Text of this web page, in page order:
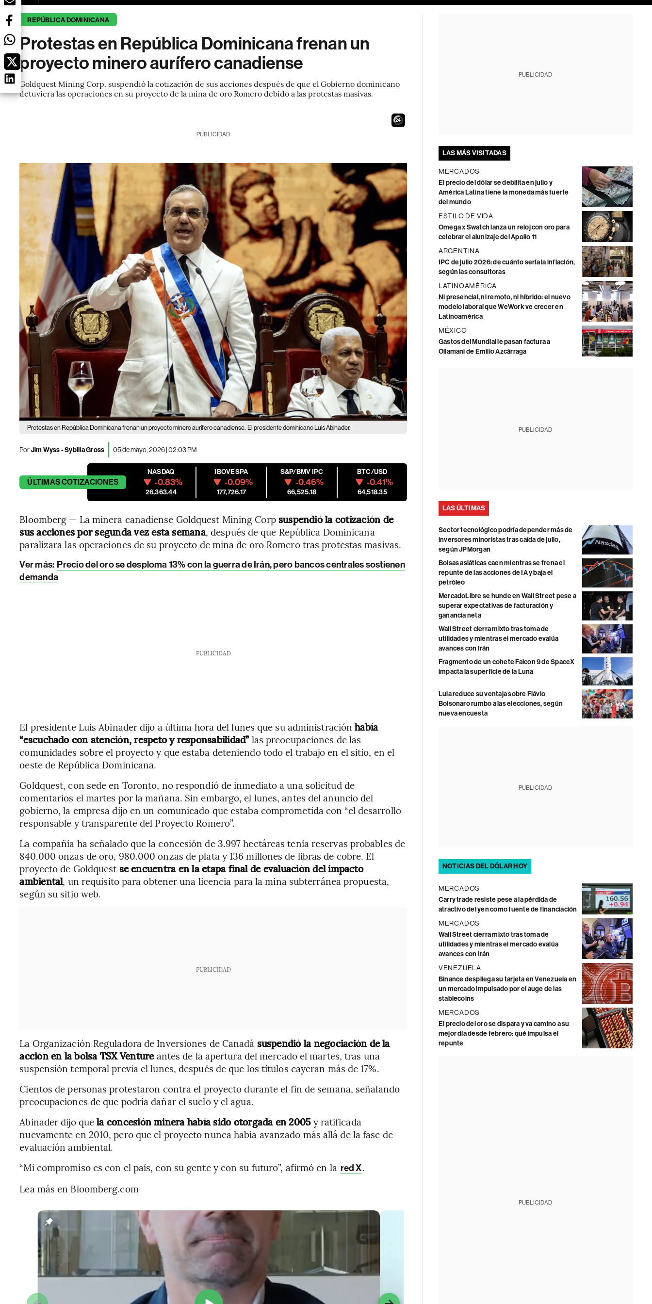
REPÚBLICA DOMINICANA
Protestas en República Dominicana frenan un
proyecto minero aurífero canadiense
Goldquest Mining Corp. suspendió la cotización de sus acciones después de que el Gobierno dominicano
detuviera las operaciones en su proyecto de la mina de oro Romero debido a las protestas masivas.
23
PUBLICIDAD
Protestas en República Dominicana frenan un proyecto minero aurífero canadiense. El presidente dominicano Luis Abinader.
PorJim Wyss - Sybilla Gross 05 de mayo, 2026 | 02:03 PM
ÚLTIMASCOTIZACIONES
NASDAQ
-0.83%
26,363.44
IBOVESPA
-0.09%
177,726.17
S&P/BMV IPC
-0.46%
66,525.18
BTC/USD
-0.41%
64,518.35
Bloomberg — La minera canadiense Goldquest Mining Corp suspendió la cotización de
sus acciones por segunda vez esta semana, después de que República Dominicana
paralizara las operaciones de su proyecto de mina de oro Romero tras protestas masivas.
Ver más: Precio del oro se desploma 13% con la guerra de Irán, pero bancos centrales sostienen
demanda
PUBLICIDAD
El presidente Luis Abinader dijo a última hora del lunes que su administraciónhabía
“escuchado con atención, respeto y responsabilidad” las preocupaciones de las
comunidades sobre el proyecto y que estaba deteniendo todo el trabajo en el sitio, en el
oeste de República Dominicana.
Goldquest, con sede en Toronto, no respondió de inmediato a una solicitud de
comentarios el martes por la mañana. Sin embargo, el lunes, antes del anuncio del
gobierno, la empresa dijo en un comunicado que estaba comprometida con “el desarrollo
responsable y transparente del Proyecto Romero”.
La compañía ha señalado que la concesión de 3.997 hectáreas tenía reservas probables de
840.000 onzas de oro, 980.000 onzas de plata y 136 millones de libras de cobre. El
proyecto de Goldquest se encuentra en la etapa final de evaluación del impacto
ambiental, un requisito para obtener una licencia para la mina subterránea propuesta,
según su sitio web.
PUBLICIDAD
La Organización Reguladora de Inversiones de Canadá suspendió la negociación de la
acción en la bolsa TSX Ventureantes de la apertura del mercado el martes, tras una
suspensión temporal previa el lunes, después de que los títulos cayeran más de 17%.
Cientos de personas protestaron contra el proyecto durante el fin de semana, señalando
preocupaciones de que podría dañar el suelo y el agua.
Abinader dijo quela concesión minera había sido otorgada en 2005y ratificada
nuevamente en 2010, pero que el proyecto nunca había avanzado más allá de la fase de
evaluación ambiental.
“Mi compromiso es con el país, con su gente y con su futuro”, afirmó en la red X.
Lea más en Bloomberg.com
PUBLICIDAD
LAS MÁS VISITADAS
MERCADOS
El precio del dólar se debilita en julio y
América Latina tiene la moneda más fuerte
del mundo
ESTILO DE VIDA
Omega x Swatch lanza un reloj con oro para
celebrar el alunizaje del Apollo 11
ARGENTINA
IPC de julio 2026: de cuánto sería la inflación,
según las consultoras
LATINOAMÉRICA
Ni presencial, ni remoto, ni híbrido: el nuevo
modelo laboral que WeWork ve crecer en
Latinoamérica
MÉXICO
Gastos del Mundial le pasan factura a
Ollamani de Emilio Azcárraga
PUBLICIDAD
LAS ÚLTIMAS
Sector tecnológico podría depender más de
inversores minoristas tras caída de julio,
según JPMorgan
Bolsas asiáticas caen mientras se frena el
repunte de las acciones de IA y baja el
petróleo
MercadoLibre se hunde en Wall Street pese a
superar expectativas de facturación y
ganancia neta
Wall Street cierra mixto tras toma de
utilidades y mientras el mercado evalúa
avances con Irán
Fragmento de un cohete Falcon 9 de SpaceX
impacta la superficie de la Luna
Lula reduce su ventaja sobre Flávio
Bolsonaro rumbo a las elecciones, según
nueva encuesta
PUBLICIDAD
NOTICIAS DEL DÓLAR HOY
MERCADOS
Carry trade resiste pese a la pérdida de
atractivo del yen como fuente de financiación
MERCADOS
Wall Street cierra mixto tras toma de
utilidades y mientras el mercado evalúa
avances con Irán
VENEZUELA
Binance despliega su tarjeta en Venezuela en
un mercado impulsado por el auge de las
stablecoins
MERCADOS
El precio del oro se dispara y va camino a su
mejor día desde febrero: qué impulsa el
repunte
PUBLICIDAD